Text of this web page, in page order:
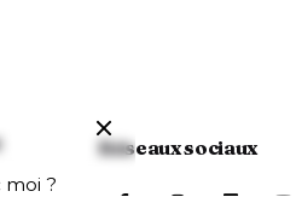
?
Réseaux sociaux